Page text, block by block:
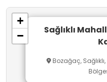
tarihî bir unsur olarak
Alan, antik dönem
mühendislik
sunan tarihî bir
Sağlıklı
Bozağaç,
+
−